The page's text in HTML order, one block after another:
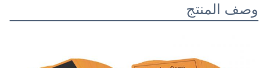
وصف المنتج